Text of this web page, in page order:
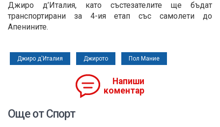
Джиро д’Италия, като състезателите ще бъдат
транспортирани за 4-ия етап със самолети до
Апенините.
Джиро д'Италия Джирото Пол Мание
Напиши
коментар
Още от Спорт